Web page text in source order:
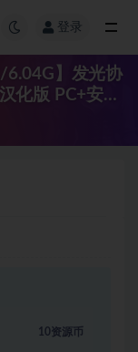
登录
6.04G】发光协
化版 PC+安卓
10资源币